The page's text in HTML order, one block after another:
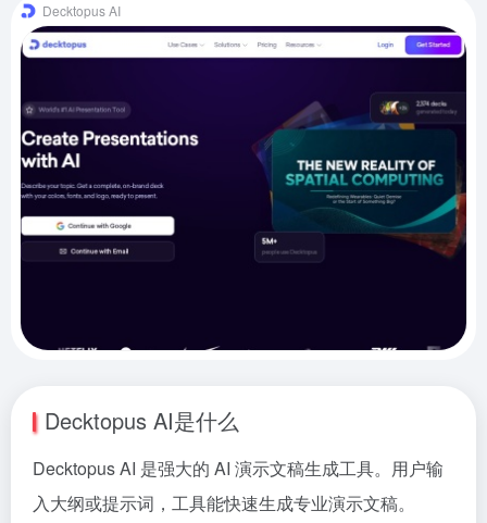
Decktopus AI
Decktopus AI是什么
Decktopus AI 是强大的 AI 演示文稿生成工具。用户输
入大纲或提示词，工具能快速生成专业演示文稿。